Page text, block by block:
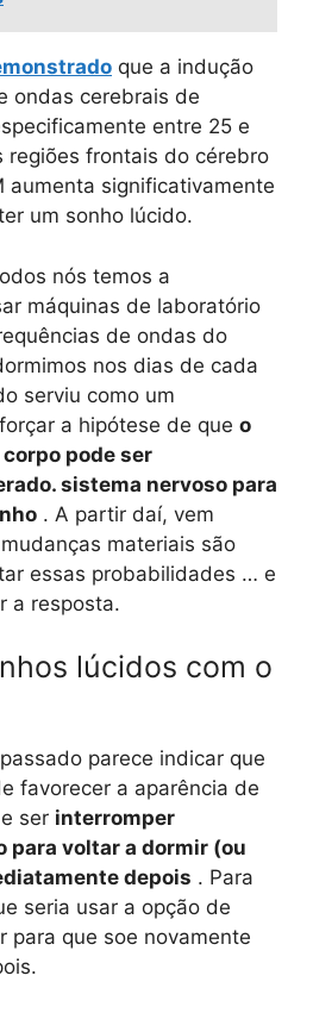
que a indução
ondas cerebrais de
entre 25 e
regiões frontais do cérebro
aumenta significativamente
um sonho lúcido.
nós temos a
máquinas de laboratório
de ondas do
nos dias de cada
serviu como um
a hipótese de que o
pode ser
sistema nervoso para
. A partir daí, vem
materiais são
essas probabilidades … e
a resposta.
lúcidos com o
parece indicar que
favorecer a aparência de
ser interromper
para voltar a dormir (ou
depois . Para
seria usar a opção de
para que soe novamente